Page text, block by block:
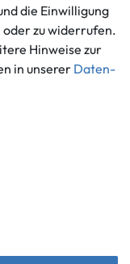
für andere
mit den
die Einwilligung
oder zu widerrufen.
Hinweise zur
in unserer Daten­